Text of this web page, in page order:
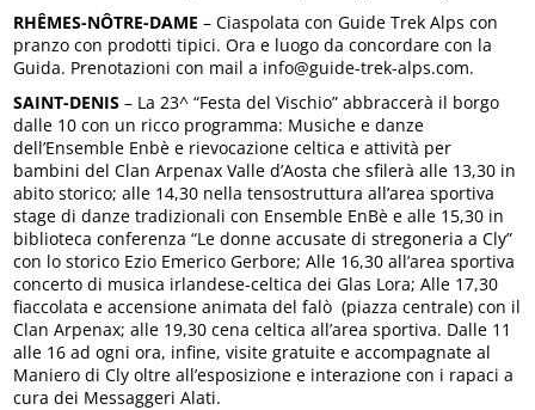
RHÊMES-NÔTRE-DAME – Ciaspolata con Guide Trek Alps con
pranzo con prodotti tipici. Ora e luogo da concordare con la
Guida. Prenotazioni con mail a info@guide-trek-alps.com.
SAINT-DENIS – La 23^ “Festa del Vischio” abbraccerà il borgo
dalle 10 con un ricco programma: Musiche e danze
dell’Ensemble Enbè e rievocazione celtica e attività per
bambini del Clan Arpenax Valle d’Aosta che sfilerà alle 13,30 in
abito storico; alle 14,30 nella tensostruttura all’area sportiva
stage di danze tradizionali con Ensemble EnBè e alle 15,30 in
biblioteca conferenza “Le donne accusate di stregoneria a Cly”
con lo storico Ezio Emerico Gerbore; Alle 16,30 all’area sportiva
concerto di musica irlandese-celtica dei Glas Lora; Alle 17,30
fiaccolata e accensione animata del falò (piazza centrale) con il
Clan Arpenax; alle 19,30 cena celtica all’area sportiva. Dalle 11
alle 16 ad ogni ora, infine, visite gratuite e accompagnate al
Maniero di Cly oltre all’esposizione e interazione con i rapaci a
cura dei Messaggeri Alati.